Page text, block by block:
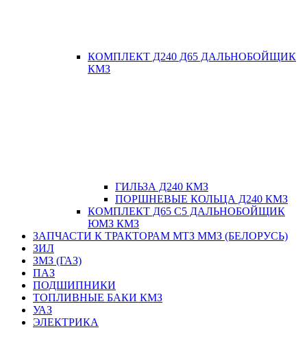
КОМПЛЕКТ Д240 Д65 ДАЛЬНОБОЙЩИК
КМЗ
ГИЛЬЗА Д240 КМЗ
ПОРШНЕВЫЕ КОЛЬЦА Д240 КМЗ
КОМПЛЕКТ Д65 С5 ДАЛЬНОБОЙЩИК
ЮМЗ КМЗ
ЗАПЧАСТИ К ТРАКТОРАМ МТЗ ММЗ (БЕЛОРУСЬ)
ЗИЛ
ЗМЗ (ГАЗ)
ПАЗ
ПОДШИПНИКИ
ТОПЛИВНЫЕ БАКИ КМЗ
УАЗ
ЭЛЕКТРИКА